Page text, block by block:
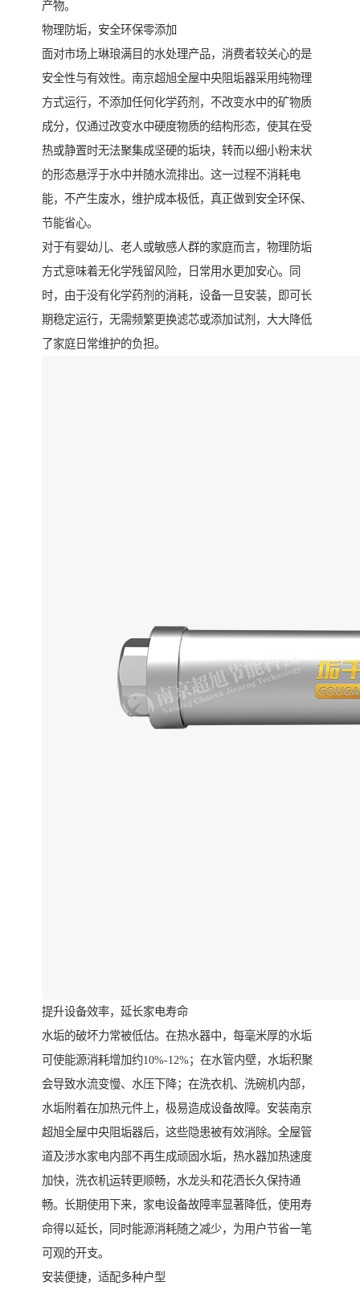
产物。
物理防垢，安全环保零添加
面对市场上琳琅满目的水处理产品，消费者较关心的是
安全性与有效性。南京超旭全屋中央阻垢器采用纯物理
方式运行，不添加任何化学药剂，不改变水中的矿物质
成分，仅通过改变水中硬度物质的结构形态，使其在受
热或静置时无法聚集成坚硬的垢块，转而以细小粉末状
的形态悬浮于水中并随水流排出。这一过程不消耗电
能，不产生废水，维护成本极低，真正做到安全环保、
节能省心。
对于有婴幼儿、老人或敏感人群的家庭而言，物理防垢
方式意味着无化学残留风险，日常用水更加安心。同
时，由于没有化学药剂的消耗，设备一旦安装，即可长
期稳定运行，无需频繁更换滤芯或添加试剂，大大降低
了家庭日常维护的负担。
提升设备效率，延长家电寿命
水垢的破坏力常被低估。在热水器中，每毫米厚的水垢
可使能源消耗增加约10%-12%；在水管内壁，水垢积聚
会导致水流变慢、水压下降；在洗衣机、洗碗机内部，
水垢附着在加热元件上，极易造成设备故障。安装南京
超旭全屋中央阻垢器后，这些隐患被有效消除。全屋管
道及涉水家电内部不再生成顽固水垢，热水器加热速度
加快，洗衣机运转更顺畅，水龙头和花洒长久保持通
畅。长期使用下来，家电设备故障率显著降低，使用寿
命得以延长，同时能源消耗随之减少，为用户节省一笔
可观的开支。
安装便捷，适配多种户型